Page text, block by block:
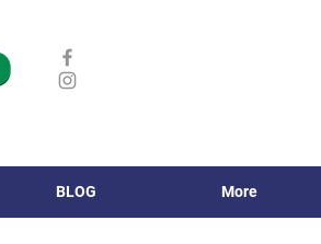
BLOG More